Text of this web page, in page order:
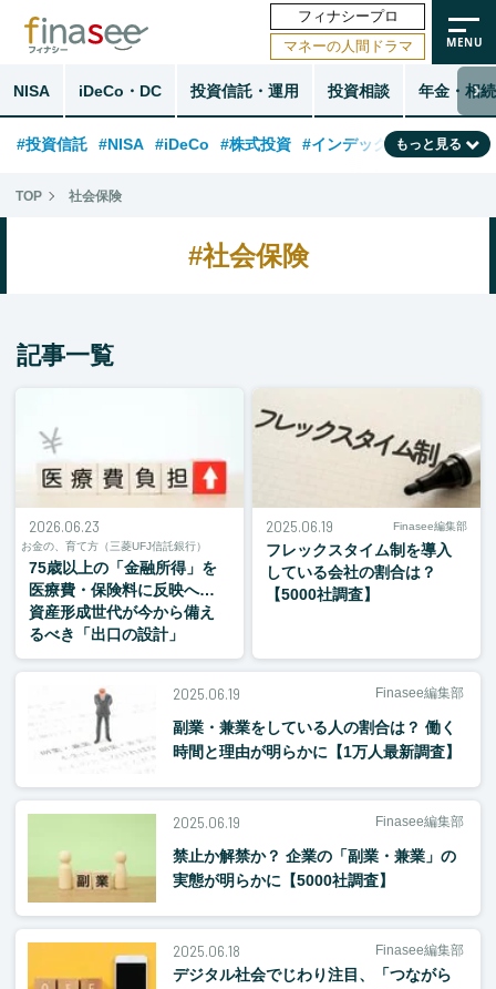
フィナシープロ
マネーの人間ドラマ
NISA iDeCo・DC 投資信託・運用 投資相談 年金・相続
#投資信託 #NISA #iDeCo #株式投資 #インデックスファンド
#相談事例 #相続・贈与
#海外事情 #積立投資
#60代
もっと見る
TOP 社会保険
#社会保険
記事一覧
2026.06.23
お金の、育て方（三菱UFJ信託銀行）
75歳以上の「金融所得」を
医療費・保険料に反映へ…
資産形成世代が今から備え
るべき「出口の設計」
2025.06.19 Finasee編集部
フレックスタイム制を導入
している会社の割合は？
【5000社調査】
2025.06.19 Finasee編集部
副業・兼業をしている人の割合は？ 働く
時間と理由が明らかに【1万人最新調査】
2025.06.19 Finasee編集部
禁止か解禁か？ 企業の「副業・兼業」の
実態が明らかに【5000社調査】
2025.06.18 Finasee編集部
デジタル社会でじわり注目、「つながら